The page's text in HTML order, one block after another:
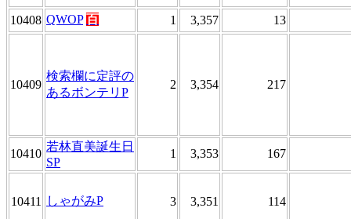
10408 QWOP 百 1 3,357 13
10409
検索欄に定評の
あるボンテリP
2 3,354 217
10410
若林直美誕生日
SP
1 3,353 167
10411 しゃがみP 3 3,351 114